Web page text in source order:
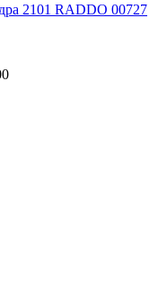
2101 RADDO 00727